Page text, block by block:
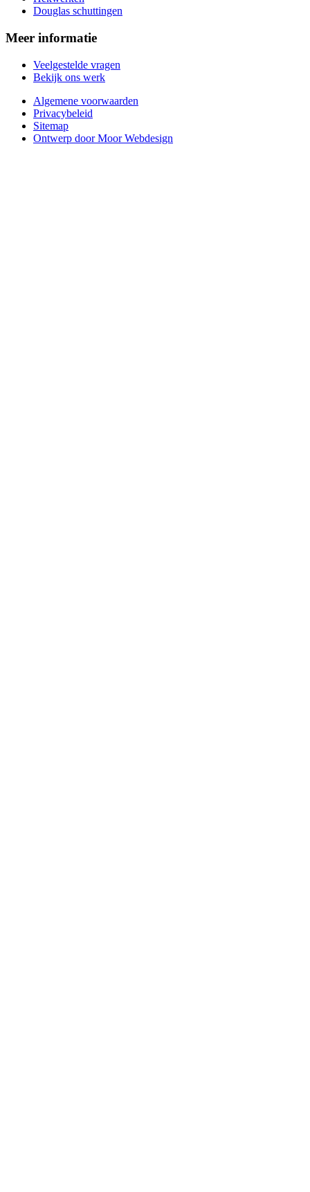
Douglas schuttingen
Meer informatie
Veelgestelde vragen
Bekijk ons werk
Algemene voorwaarden
Privacybeleid
Sitemap
Ontwerp door Moor Webdesign